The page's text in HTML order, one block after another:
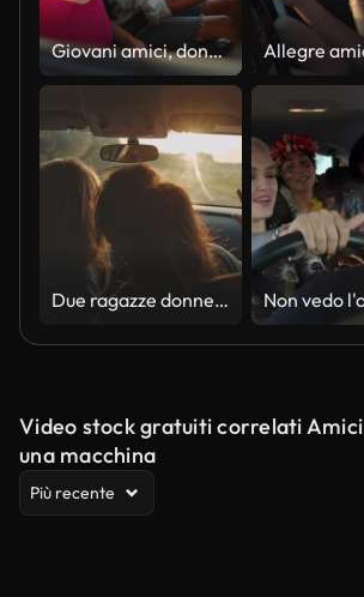
Giovani amici, donne, parlando, e, entrando, su, macchina
Due ragazze donne sono sedute in un'auto e ascoltano musica. Ballano e sorridono in modo molto emotivo. Gli amici trascorrono del tempo gioioso insieme al tramonto. Concetto di vacanza Roadtrip. Rapporto di amicizia
Video stock gratuiti correlati
una macchina
Più recente